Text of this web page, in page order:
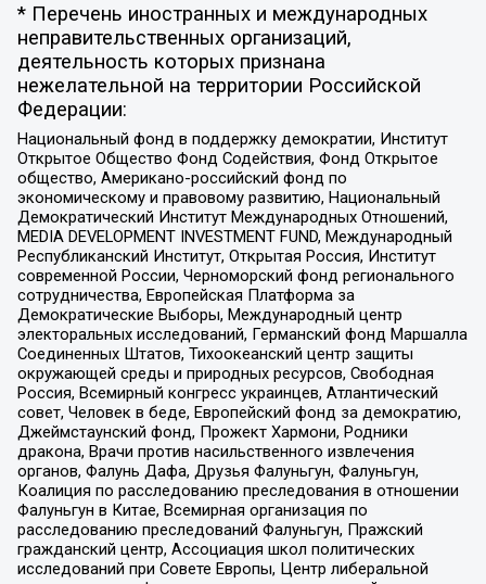
* Перечень иностранных и международных
неправительственных организаций,
деятельность которых признана
нежелательной на территории Российской
Федерации:
Национальный фонд в поддержку демократии, Институт
Открытое Общество Фонд Содействия, Фонд Открытое
общество, Американо-российский фонд по
экономическому и правовому развитию, Национальный
Демократический Институт Международных Отношений,
MEDIA DEVELOPMENT INVESTMENT FUND, Международный
Республиканский Институт, Открытая Россия, Институт
современной России, Черноморский фонд регионального
сотрудничества, Европейская Платформа за
Демократические Выборы, Международный центр
электоральных исследований, Германский фонд Маршалла
Соединенных Штатов, Тихоокеанский центр защиты
окружающей среды и природных ресурсов, Свободная
Россия, Всемирный конгресс украинцев, Атлантический
совет, Человек в беде, Европейский фонд за демократию,
Джеймстаунский фонд, Прожект Хармони, Родники
дракона, Врачи против насильственного извлечения
органов, Фалунь Дафа, Друзья Фалуньгун, Фалуньгун,
Коалиция по расследованию преследования в отношении
Фалуньгун в Китае, Всемирная организация по
расследованию преследований Фалуньгун, Пражский
гражданский центр, Ассоциация школ политических
исследований при Совете Европы, Центр либеральной